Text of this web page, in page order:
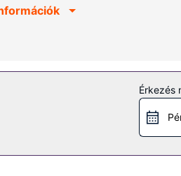
valamennyi szobája légkondicionált
a szálláshely kínálta szabadidős
lehetőség. Ez egy Art Deco
by Marriott Miami Beach Surfside
Érkezés